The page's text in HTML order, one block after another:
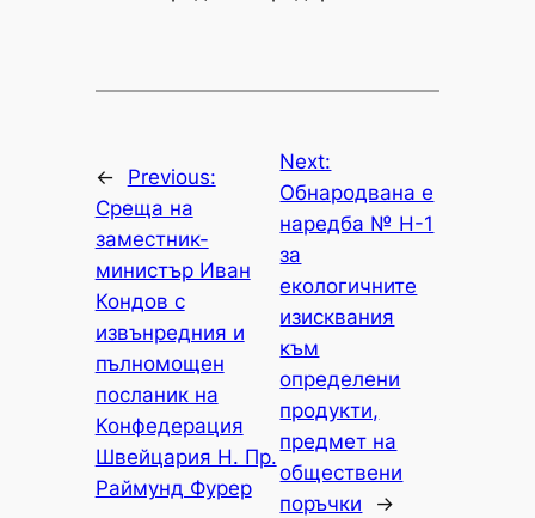
←
Previous:
Среща на
заместник-
министър Иван
Кондов с
извънредния и
пълномощен
посланик на
Конфедерация
Швейцария Н. Пр.
Раймунд Фурер
Next:
Обнародвана е
наредба № Н-1
за
екологичните
изисквания
към
определени
продукти,
предмет на
обществени
поръчки
→